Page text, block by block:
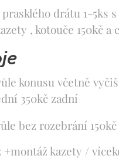
drátu 1-5ks
, kotouče 150kč a
konusu včetně
350kč zadní
bez rozebrání 150kč
kazety /